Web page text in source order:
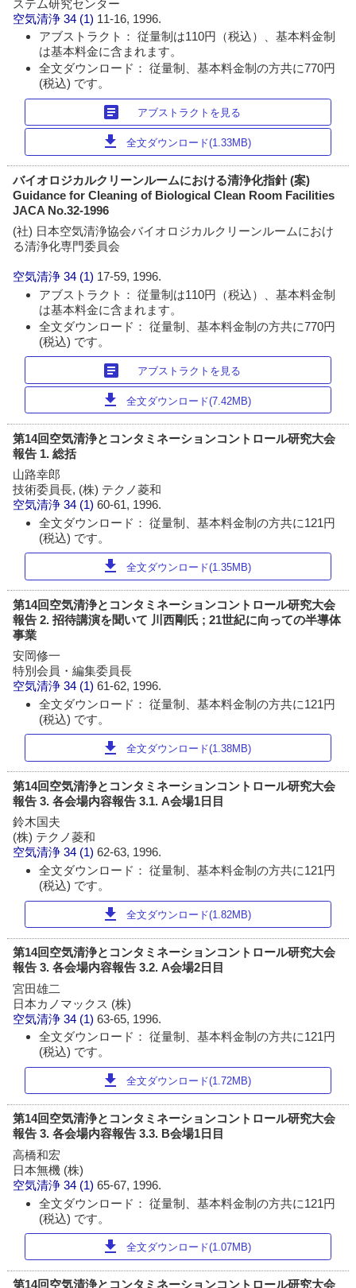
ステム研究センター
空気清浄 34 (1) 11-16, 1996.
アブストラクト： 従量制は110円（税込）、基本料金制
は基本料金に含まれます。
全文ダウンロード： 従量制、基本料金制の方共に770円
(税込) です。
article アブストラクトを見る
download 全文ダウンロード(1.33MB)
バイオロジカルクリーンルームにおける清浄化指針 (案)
Guidance for Cleaning of Biological Clean Room Facilities
JACA No.32-1996
(社) 日本空気清浄協会バイオロジカルクリーンルームにおけ
る清浄化専門委員会
空気清浄 34 (1) 17-59, 1996.
アブストラクト： 従量制は110円（税込）、基本料金制
は基本料金に含まれます。
全文ダウンロード： 従量制、基本料金制の方共に770円
(税込) です。
article アブストラクトを見る
download 全文ダウンロード(7.42MB)
第14回空気清浄とコンタミネーションコントロール研究大会
報告 1. 総括
山路幸郎
技術委員長, (株) テクノ菱和
空気清浄 34 (1)60-61, 1996.
全文ダウンロード： 従量制、基本料金制の方共に121円
(税込) です。
download 全文ダウンロード(1.35MB)
第14回空気清浄とコンタミネーションコントロール研究大会
報告 2. 招待講演を聞いて 川西剛氏 ; 21世紀に向っての半導体
事業
安岡修一
特別会員・編集委員長
空気清浄 34 (1)61-62, 1996.
全文ダウンロード： 従量制、基本料金制の方共に121円
(税込) です。
download 全文ダウンロード(1.38MB)
第14回空気清浄とコンタミネーションコントロール研究大会
報告 3. 各会場内容報告 3.1. A会場1日目
鈴木国夫
(株) テクノ菱和
空気清浄 34 (1)62-63, 1996.
全文ダウンロード： 従量制、基本料金制の方共に121円
(税込) です。
download 全文ダウンロード(1.82MB)
第14回空気清浄とコンタミネーションコントロール研究大会
報告 3. 各会場内容報告 3.2. A会場2日目
宮田雄二
日本カノマックス (株)
空気清浄 34 (1)63-65, 1996.
全文ダウンロード： 従量制、基本料金制の方共に121円
(税込) です。
download 全文ダウンロード(1.72MB)
第14回空気清浄とコンタミネーションコントロール研究大会
報告 3. 各会場内容報告 3.3. B会場1日目
高橋和宏
日本無機 (株)
空気清浄 34 (1)65-67, 1996.
全文ダウンロード： 従量制、基本料金制の方共に121円
(税込) です。
download 全文ダウンロード(1.07MB)
第14回空気清浄とコンタミネーションコントロール研究大会